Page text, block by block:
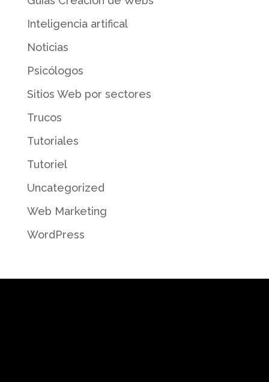
Inteligencia artifical
Noticias
Psicólogos
Sitios Web por sectores
Trucos
Tutoriales
Tutoriel
Uncategorized
Web Marketing
WordPress